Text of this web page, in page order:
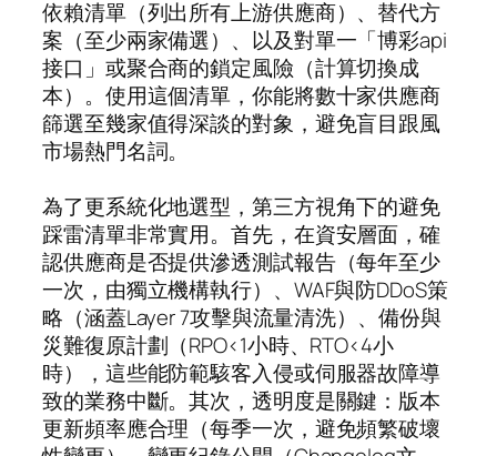
依賴清單（列出所有上游供應商）、替代方
案（至少兩家備選）、以及對單一「博彩api
接口」或聚合商的鎖定風險（計算切換成
本）。使用這個清單，你能將數十家供應商
篩選至幾家值得深談的對象，避免盲目跟風
市場熱門名詞。
為了更系統化地選型，第三方視角下的避免
踩雷清單非常實用。首先，在資安層面，確
認供應商是否提供滲透測試報告（每年至少
一次，由獨立機構執行）、WAF與防DDoS策
略（涵蓋Layer 7攻擊與流量清洗）、備份與
災難復原計劃（RPO<1小時、RTO<4小
時），這些能防範駭客入侵或伺服器故障導
致的業務中斷。其次，透明度是關鍵：版本
更新頻率應合理（每季一次，避免頻繁破壞